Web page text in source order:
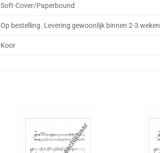
Soft-Cover/Paperbound
Op bestelling. Levering gewoonlijk binnen 2-3 weken
Koor